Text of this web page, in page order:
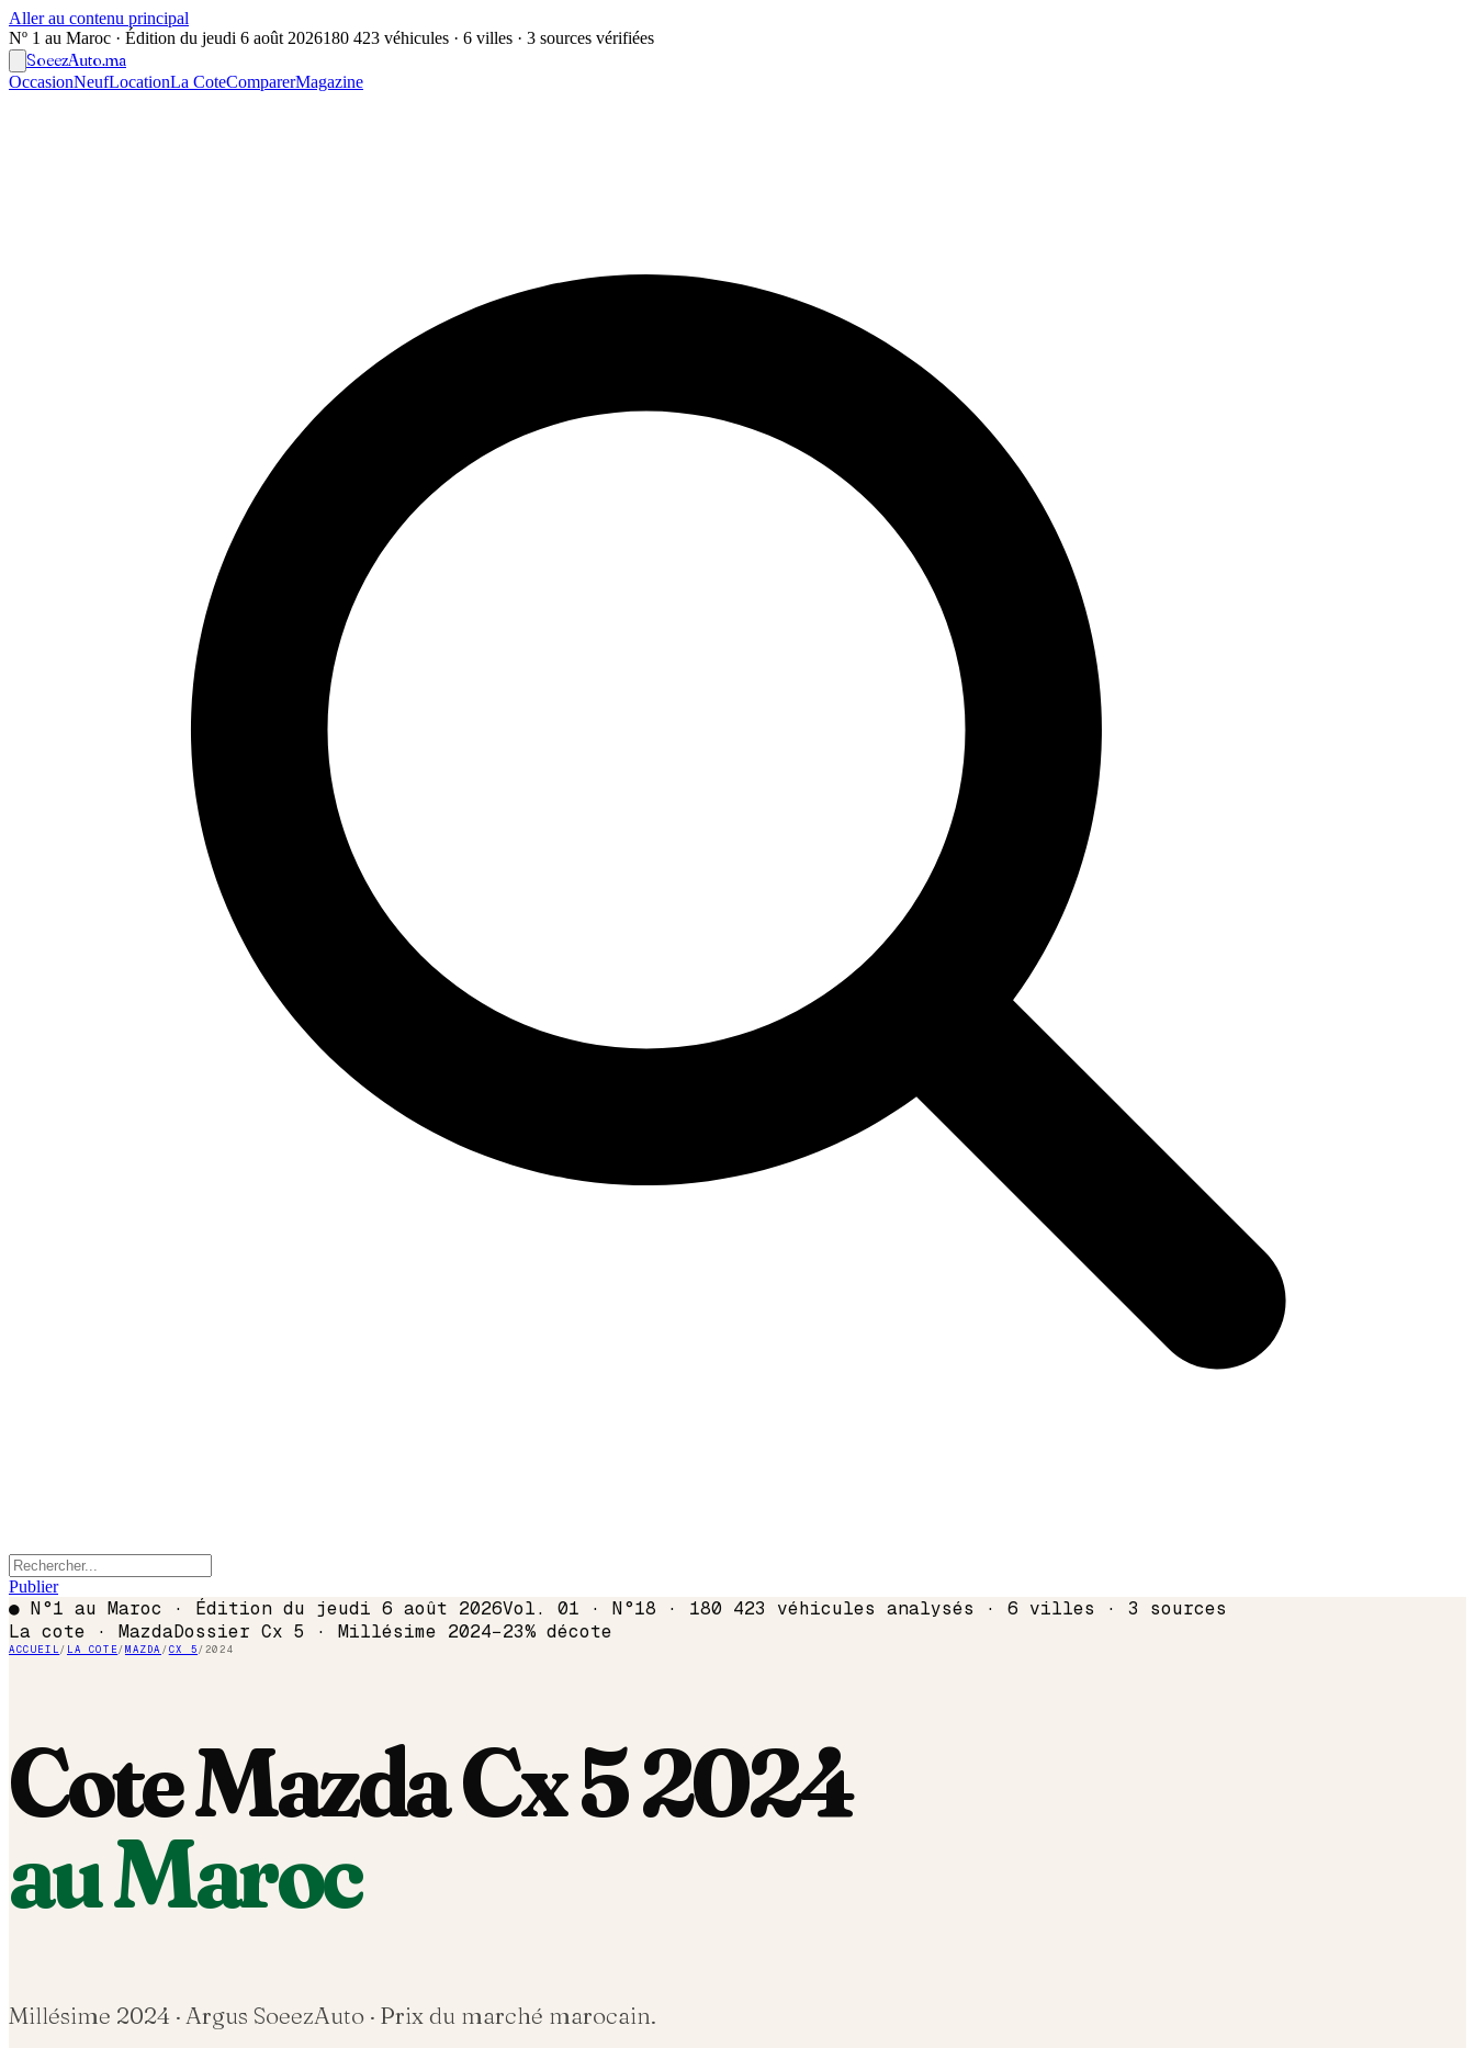
Aller au contenu principal
Nº 1 au Maroc · Édition du jeudi 6 août 2026180 423 véhicules · 6 villes · 3 sources vérifiées
SoeezAuto.ma
OccasionNeufLocationLa CoteComparerMagazine
Publier
● N°1 au Maroc · Édition du jeudi 6 août 2026Vol. 01 · N°18 · 180 423 véhicules analysés · 6 villes · 3 sources
La cote · MazdaDossier Cx 5 · Millésime 2024−23% décote
ACCUEIL/ LA COTE/MAZDA /CX 5/2024
CoteMazdaCx 52024
au Maroc
Millésime 2024 · Argus SoeezAuto · Prix du marché marocain.